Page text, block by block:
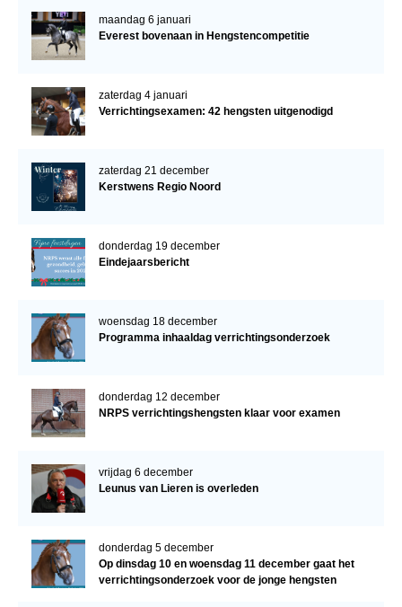
maandag 6 januari
Everest bovenaan in Hengstencompetitie
zaterdag 4 januari
Verrichtingsexamen: 42 hengsten uitgenodigd
zaterdag 21 december
Kerstwens Regio Noord
donderdag 19 december
Eindejaarsbericht
woensdag 18 december
Programma inhaaldag verrichtingsonderzoek
donderdag 12 december
NRPS verrichtingshengsten klaar voor examen
vrijdag 6 december
Leunus van Lieren is overleden
donderdag 5 december
Op dinsdag 10 en woensdag 11 december gaat het
verrichtingsonderzoek voor de jonge hengsten